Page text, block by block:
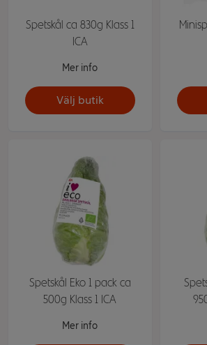
Spetskål ca 830g Klass 1
ICA
Mer info
Välj butik
Spetskål Eko 1 pack ca
500g Klass 1 ICA
Mer info